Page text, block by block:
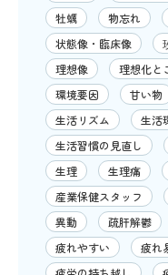
牡蠣
物忘れ
状態像・臨床像
理想像
理想化と
環境要因
甘い物
生活リズム
生活
生活習慣の見直し
生理
生理痛
産業保健スタッフ
異動
疏肝解鬱
疲れやすい
疲れ